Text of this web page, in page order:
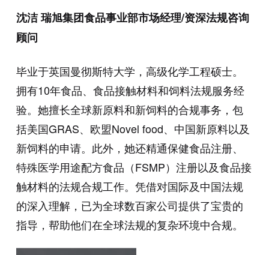
沈洁 瑞旭集团食品事业部市场经理/资深法规咨询
顾问
毕业于英国曼彻斯特大学，高级化学工程硕士。
拥有10年食品、食品接触材料和饲料法规服务经
验。她擅长全球新原料和新饲料的合规事务，包
括美国GRAS、欧盟Novel food、中国新原料以及
新饲料的申请。此外，她还精通保健食品注册、
特殊医学用途配方食品（FSMP）注册以及食品接
触材料的法规合规工作。凭借对国际及中国法规
的深入理解，已为全球数百家公司提供了宝贵的
指导，帮助他们在全球法规的复杂环境中合规。